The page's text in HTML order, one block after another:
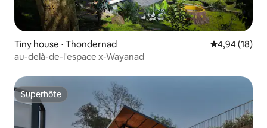
Tiny house ⋅ Thondernad Évaluation
4,94 (18)
au-delà-de-l'espace x-Wayanad
Superhôte
Superhôte